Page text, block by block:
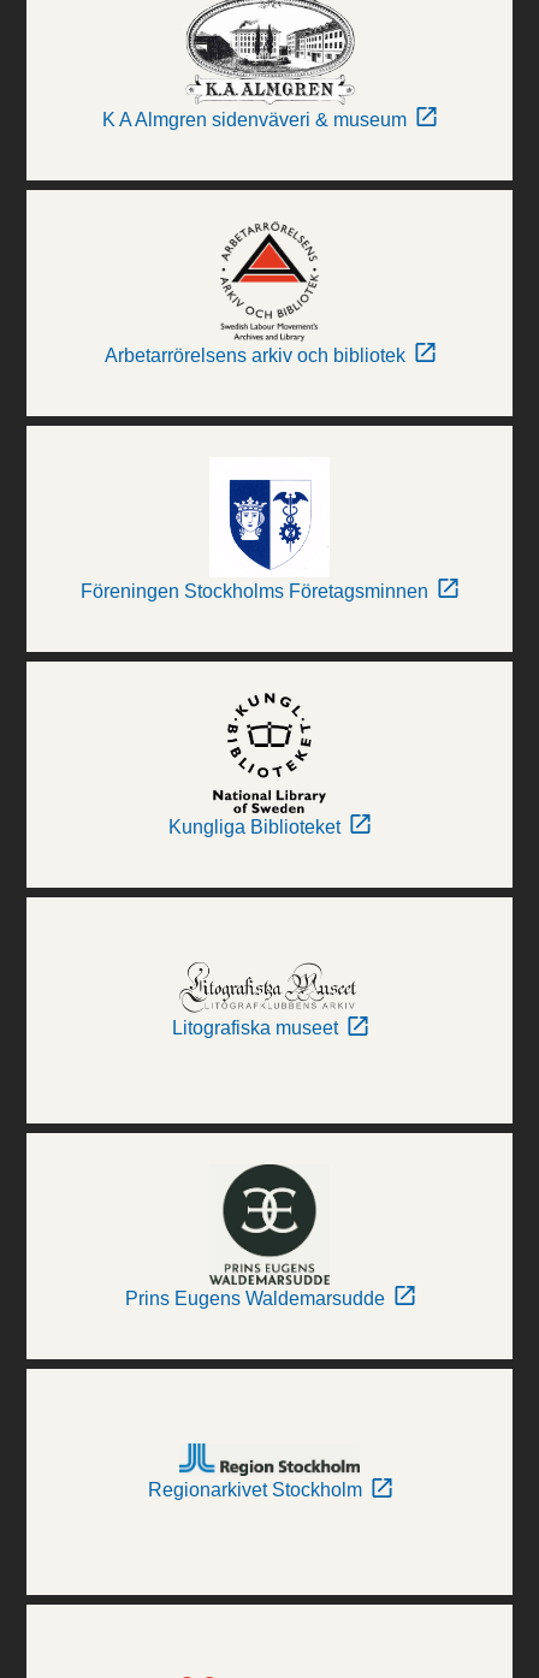
K A Almgren sidenväveri & museum
Arbetarrörelsens arkiv och bibliotek
Föreningen Stockholms Företagsminnen
Kungliga Biblioteket
Litografiska museet
Prins Eugens Waldemarsudde
Regionarkivet Stockholm